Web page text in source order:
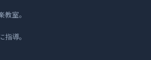
室。
導。